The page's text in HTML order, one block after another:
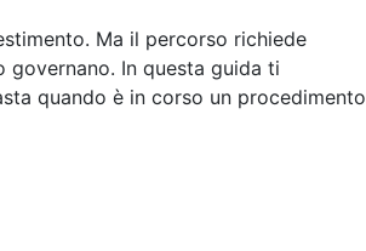
Ma il percorso richiede
governano. In questa guida ti
quando è in corso un procedimento